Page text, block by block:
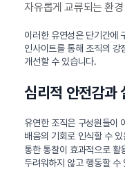
자유롭게 교류되는 환경
이러한 유연성은 단기간에
인사이트를 통해 조직의 강
개선할 수 있습니다.
심리적 안전감과
유연한 조직은 구성원들이
배움의 기회로 인식할 수
통한 통찰이 효과적으로 활
두려워하지 않고 행동할 수